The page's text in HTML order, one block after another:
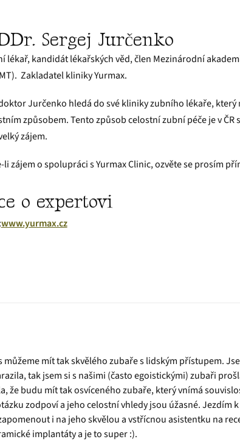
Sergej Jurčenko
lékař, kandidát lékařských věd, člen Mezinárodní
Zakladatel kliniky Yurmax.
Jurčenko hledá do své kliniky zubního lékaře, který
způsobem. Tento způsob celostní zubní péče je v ČR
zájem.
li zájem o spolupráci s Yurmax Clinic, ozvěte se prosím
o expertovi
www.yurmax.cz
můžeme mít tak skvělého zubaře s lidským přístupem.
tak jsem si s našimi (často egoistickými) zubaři
že budu mít tak osvíceného zubaře, který vnímá
zodpoví a jeho celostní vhledy jsou úžasné. Jezdím
i na jeho skvělou a vstřícnou asistentku na
implantáty a je to super :).